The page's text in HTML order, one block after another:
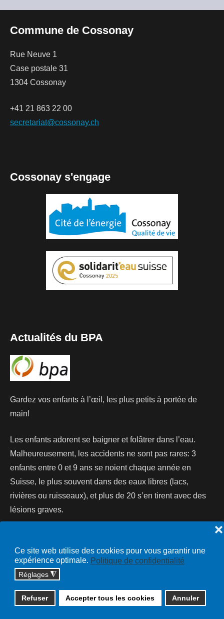
Ce site web utilise des cookies pour vous garantir une
expérience optimale. Politique de confidentialité
Réglages ◮
Refuser Accepter tous les cookies Annuler
❌
Commune de Cossonay
Rue Neuve 1
Case postale 31
1304 Cossonay
+41 21 863 22 00
secretariat@cossonay.ch
Cossonay s'engage
Actualités du BPA
Gardez vos enfants à l’œil, les plus petits à portée de
main!
Les enfants adorent se baigner et folâtrer dans l’eau.
Malheureusement, les accidents ne sont pas rares: 3
enfants entre 0 et 9 ans se noient chaque année en
Suisse, le plus souvent dans des eaux libres (lacs,
rivières ou ruisseaux), et plus de 20 s’en tirent avec des
lésions graves.
Copyright © 2026 cossonay.ch - tous droits réservés | site :
solutions informatiques